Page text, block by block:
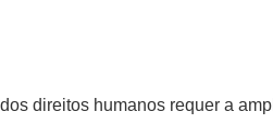
direitos humanos requer a